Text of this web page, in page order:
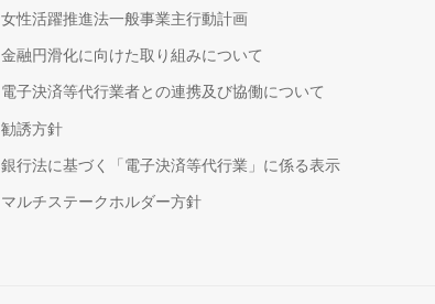
女性活躍推進法一般事業主行動計画
金融円滑化に向けた取り組みについて
電子決済等代行業者との連携及び協働について
勧誘方針
銀行法に基づく「電子決済等代行業」に係る表示
マルチステークホルダー方針